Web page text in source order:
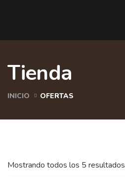
Tienda
INICIO OFERTAS
Mostrando todos los 5 resultados